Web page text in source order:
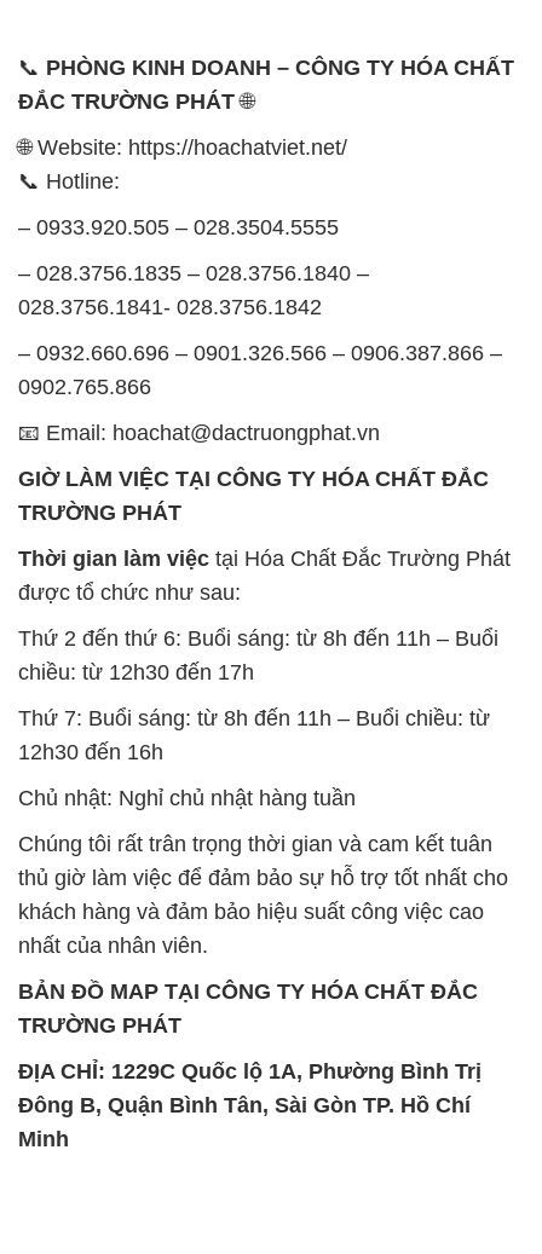
📞 PHÒNG KINH DOANH – CÔNG TY HÓA CHẤT
ĐẮC TRƯỜNG PHÁT🌐
🌐 Website: https://hoachatviet.net/
📞 Hotline:
– 0933.920.505 – 028.3504.5555
– 028.3756.1835 – 028.3756.1840 –
028.3756.1841- 028.3756.1842
– 0932.660.696 – 0901.326.566 – 0906.387.866 –
0902.765.866
📧 Email: hoachat@dactruongphat.vn
GIỜ LÀM VIỆC TẠI CÔNG TY HÓA CHẤT ĐẮC
TRƯỜNG PHÁT
Thời gian làm việc tại Hóa Chất Đắc Trường Phát
được tổ chức như sau:
Thứ 2 đến thứ 6: Buổi sáng: từ 8h đến 11h – Buổi
chiều: từ 12h30 đến 17h
Thứ 7: Buổi sáng: từ 8h đến 11h – Buổi chiều: từ
12h30 đến 16h
Chủ nhật: Nghỉ chủ nhật hàng tuần
Chúng tôi rất trân trọng thời gian và cam kết tuân
thủ giờ làm việc để đảm bảo sự hỗ trợ tốt nhất cho
khách hàng và đảm bảo hiệu suất công việc cao
nhất của nhân viên.
BẢN ĐỒ MAP TẠI CÔNG TY HÓA CHẤT ĐẮC
TRƯỜNG PHÁT
ĐỊA CHỈ: 1229C Quốc lộ 1A, Phường Bình Trị
Đông B, Quận Bình Tân, Sài Gòn TP. Hồ Chí
Minh